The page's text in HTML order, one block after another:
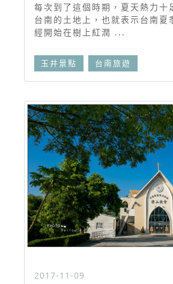
每次到了這個時期，夏天熱力十
台南的土地上，也就表示台南夏
經開始在樹上紅潤 ...
玉井景點 台南旅遊
2017-11-09